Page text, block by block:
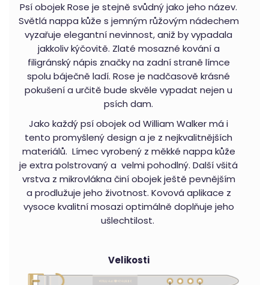
Psí obojek Rose je stejně svůdný jako jeho název.
Světlá nappa kůže s jemným růžovým nádechem
vyzařuje elegantní nevinnost, aniž by vypadala
jakkoliv kýčovitě. Zlaté mosazné kování a
filigránský nápis značky na zadní straně límce
spolu báječně ladí. Rose je nadčasově krásné
pokušení a určitě bude skvěle vypadat nejen u
psích dam.
Jako každý psí obojek od William Walker má i
tento promyšlený design a je z nejkvalitnějších
materiálů. Límec vyrobený z měkké nappa kůže
je extra polstrovaný a velmi pohodlný. Další všitá
vrstva z mikrovlákna činí obojek ještě pevnějším
a prodlužuje jeho životnost. Kovová aplikace z
vysoce kvalitní mosazi optimálně doplňuje jeho
ušlechtilost.
Velikosti